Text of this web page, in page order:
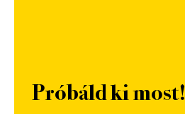
Próbáld ki most!